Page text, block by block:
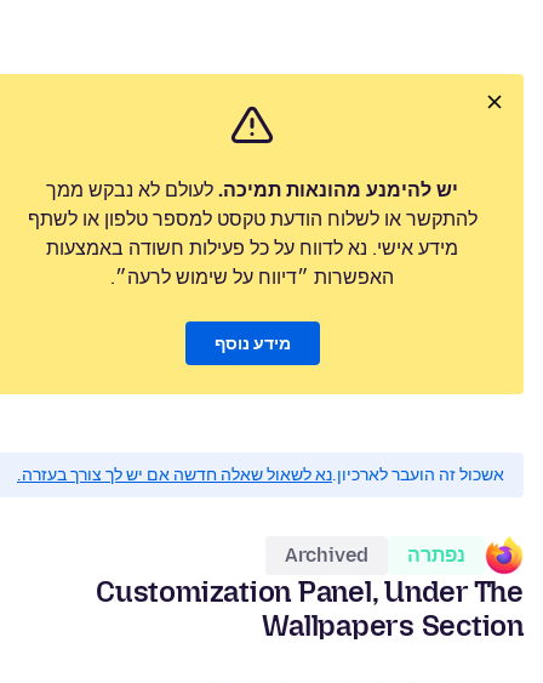
יש להימנע מהונאות תמיכה. לעולם לא נבקש ממך
להתקשר או לשלוח הודעת טקסט למספר טלפון או לשתף
מידע אישי. נא לדווח על כל פעילות חשודה באמצעות
האפשרות ״דיווח על שימוש לרעה״.
מידע נוסף
אשכול זה הועבר לארכיון.נא לשאול שאלה חדשה אם יש לך צורך בעזרה.
נפתרה Archived
Customization Panel, Under The
Wallpapers Section